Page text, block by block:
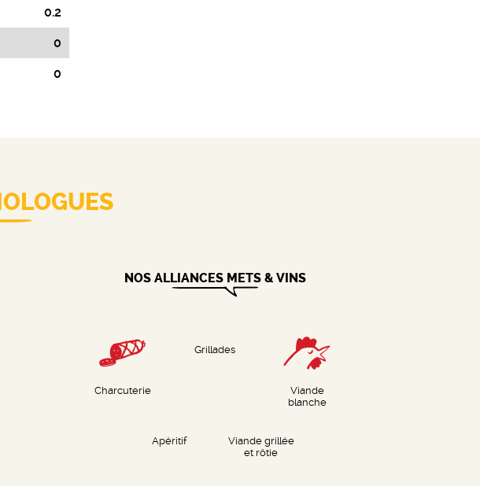
0.2
0
0
NOS ALLIANCES METS & VINS
Charcuterie
Grillades
Viande
blanche
Apéritif
Viande grillée
et rôtie